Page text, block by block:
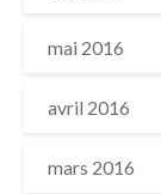
mai 2016
avril 2016
mars 2016